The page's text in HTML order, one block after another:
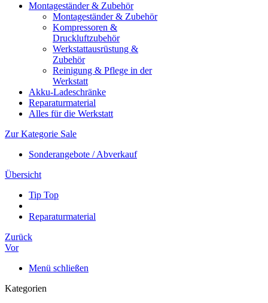
Montageständer & Zubehör
Montageständer & Zubehör
Kompressoren &
Druckluftzubehör
Werkstattausrüstung &
Zubehör
Reinigung & Pflege in der
Werkstatt
Akku-Ladeschränke
Reparaturmaterial
Alles für die Werkstatt
Zur Kategorie Sale
Sonderangebote / Abverkauf
Übersicht
Tip Top
Reparaturmaterial
Zurück
Vor
Menü schließen
Kategorien